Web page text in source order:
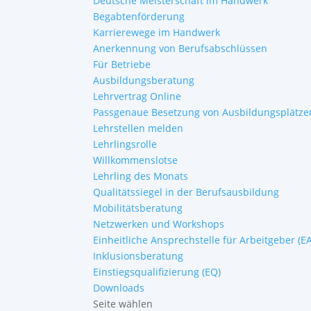
Begabtenförderung
Karrierewege im Handwerk
Anerkennung von Berufsabschlüssen
Für Betriebe
Ausbildungsberatung
Lehrvertrag Online
Passgenaue Besetzung von
Lehrstellen melden
Lehrlingsrolle
Willkommenslotse
Lehrling des Monats
Qualitätssiegel in der Berufsausbildung
Mobilitätsberatung
Netzwerken und Workshops
Einheitliche Ansprechstelle für Arbeitgeber
Inklusionsberatung
Einstiegsqualifizierung (EQ)
Downloads
Seite wählen